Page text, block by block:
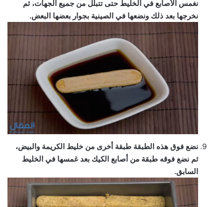
نغمس الأصابع في الخليط حتى تتبلل من جميع الجهات، ثم
نخرجها بعد ذلك ونضعها في الصينية بجوار بعضها البعض.
نضع فوق هذه الطبقة طبقة أخرى من خليط الكريمة والبيض،
ثم نضع فوقه طبقة من أصابع الكيك بعد غمسها في الخليط
السابق.